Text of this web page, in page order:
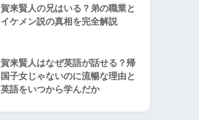
賀来賢人の兄はいる？弟の職業と
イケメン説の真相を完全解説
賀来賢人はなぜ英語が話せる？帰
国子女じゃないのに流暢な理由と
英語をいつから学んだか